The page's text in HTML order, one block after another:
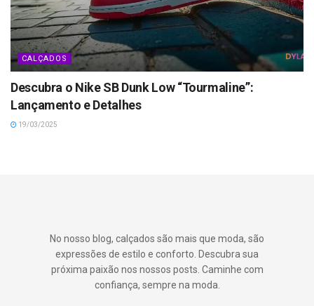
CALÇADOS
Descubra o Nike SB Dunk Low “Tourmaline”:
Lançamento e Detalhes
19/03/2025
No nosso blog, calçados são mais que moda, são
expressões de estilo e conforto. Descubra sua
próxima paixão nos nossos posts. Caminhe com
confiança, sempre na moda.